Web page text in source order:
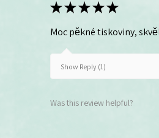
★★★★★
Moc pěkné tiskoviny,
Show Reply (1)
Was this review helpful?